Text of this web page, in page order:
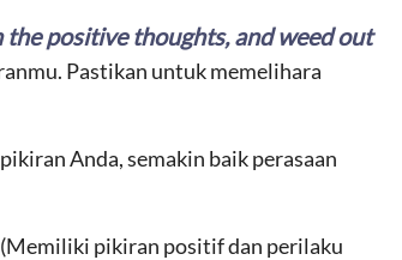
positive thoughts, and weed out
Pastikan untuk memelihara
Anda, semakin baik perasaan
(Memiliki pikiran positif dan perilaku